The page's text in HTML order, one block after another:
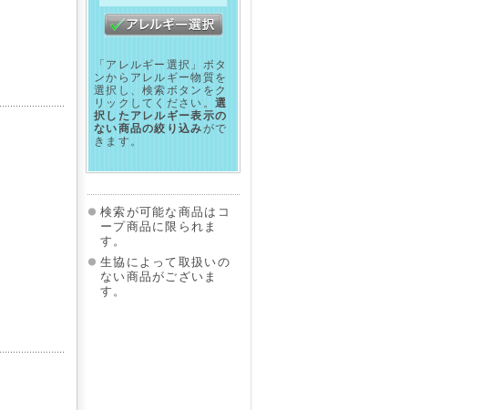
「アレルギー選択」ボタ
ンからアレルギー物質を
選択し、検索ボタンをク
リックしてください。 選
択したアレルギー表示の
ない商品の絞り込みがで
きます。
検索が可能な商品はコ
ープ商品に限られま
す。
生協によって取扱いの
ない商品がございま
す。